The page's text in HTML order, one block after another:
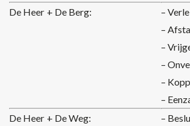
De Heer + De Berg:
–
–
–
–
–
–
De Heer + De Weg:
–